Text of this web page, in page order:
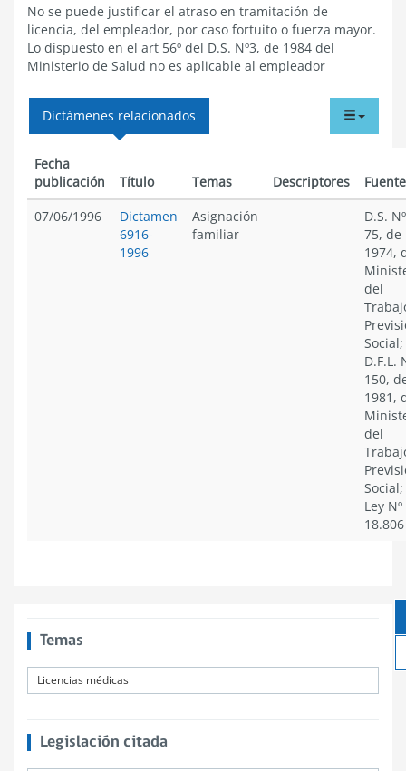
No se puede justificar el atraso en tramitación de
licencia, del empleador, por caso fortuito o fuerza mayor.
Lo dispuesto en el art 56º del D.S. Nº3, de 1984 del
Ministerio de Salud no es aplicable al empleador
menu
Dictámenes relacionados
Fecha
publicación
Título Temas Descriptores
07/06/1996
Dictamen
6916-
1996
Asignación
familiar
D.S. Nº
75, de
1974,
del
Social;
D.F.L.
150,
1981,
del
Social;
Ley Nº
18.806
Temas
Licencias médicas
Legislación citada